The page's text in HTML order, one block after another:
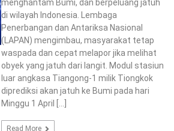
menghantam Bumi, dan berpeluang jatuh
di wilayah Indonesia. Lembaga
Penerbangan dan Antariksa Nasional
(LAPAN) mengimbau, masyarakat tetap
waspada dan cepat melapor jika melihat
obyek yang jatuh dari langit. Modul stasiun
luar angkasa Tiangong-1 milik Tiongkok
diprediksi akan jatuh ke Bumi pada hari
Minggu 1 April […]
Read More